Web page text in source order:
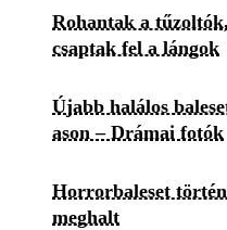
Rohantak a
csaptak fel a lángok
Újabb halálos
ason – Drámai fotók
Horrorbaleset
meghalt